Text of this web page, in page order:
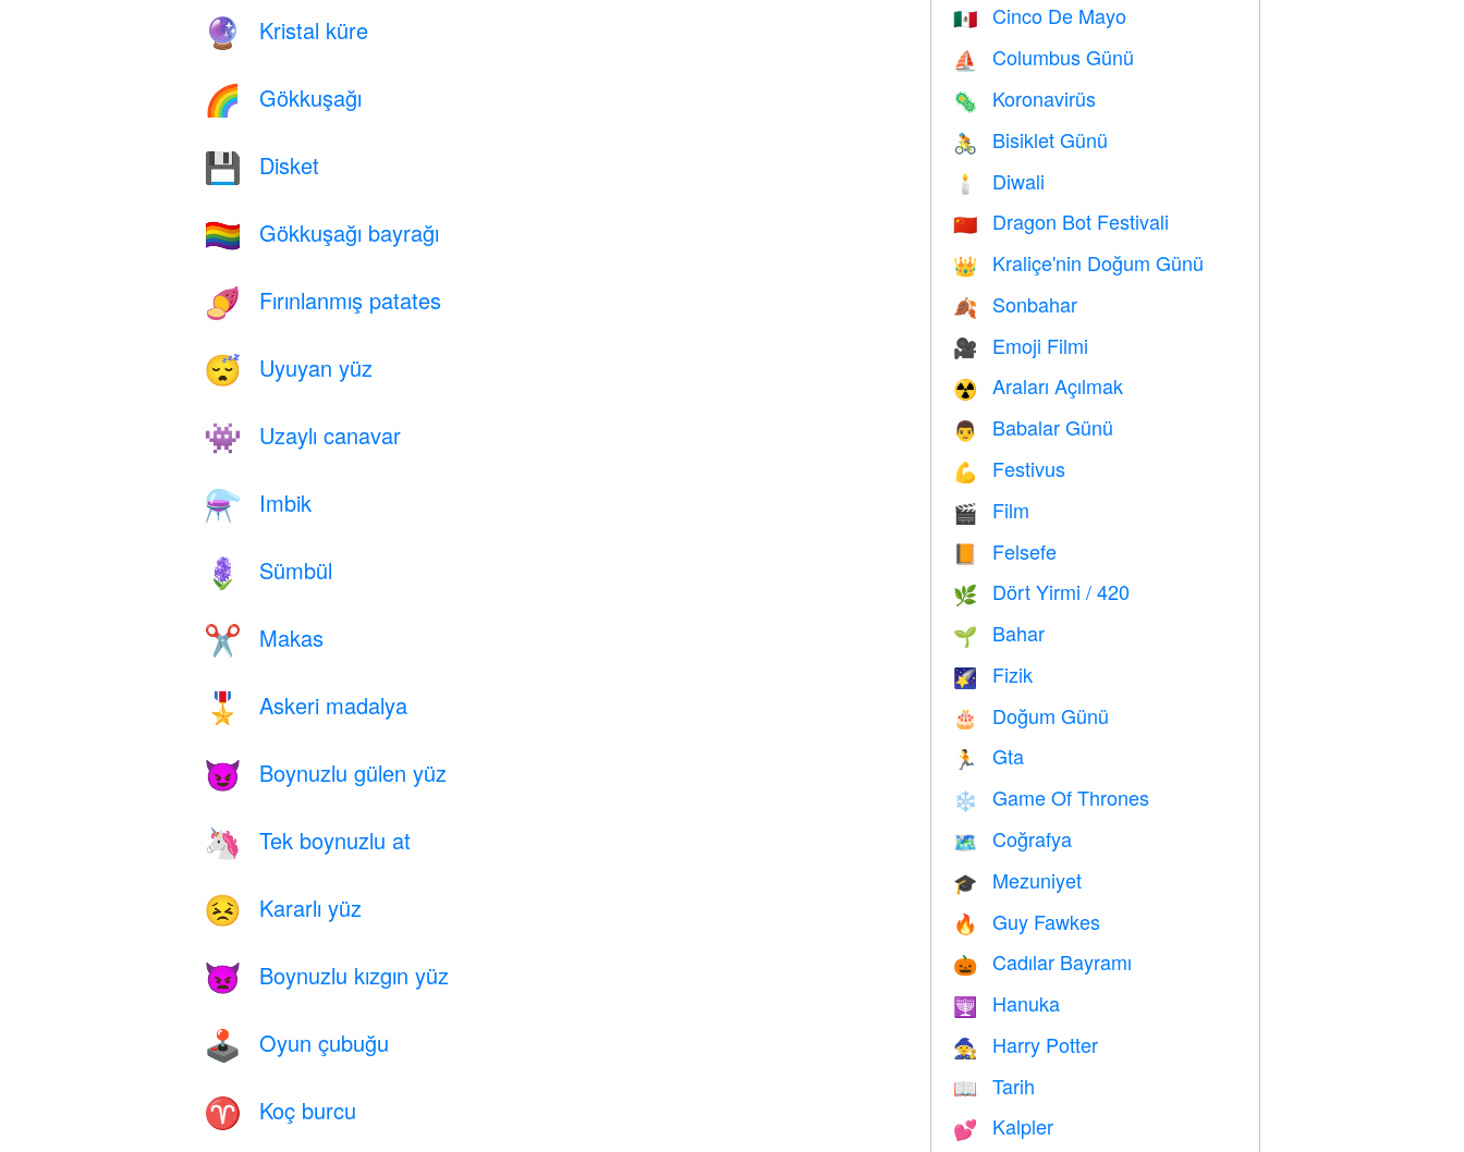
🔮 Kristal küre
🌈 Gökkuşağı
💾 Disket
🏳️‍🌈 Gökkuşağı bayrağı
🍠 Fırınlanmış patates
😴 Uyuyan yüz
👾 Uzaylı canavar
⚗️ Imbik
🪻 Sümbül
✂️ Makas
🎖️ Askeri madalya
😈 Boynuzlu gülen yüz
🦄 Tek boynuzlu at
😣 Kararlı yüz
👿 Boynuzlu kızgın yüz
🕹️ Oyun çubuğu
♈ Koç burcu
🇲🇽 Cinco De Mayo
⛵️ Columbus Günü
🦠 Koronavirüs
🚴 Bisiklet Günü
🕯 Diwali
🇨🇳 Dragon Bot Festivali
👑 Kraliçe'nin Doğum Günü
🍂 Sonbahar
🎥 Emoji Filmi
☢️ Araları Açılmak
👨 Babalar Günü
💪 Festivus
🎬 Film
Felsefe
🌿 Dört Yirmi / 420
🌱 Bahar
🌠 Fizik
🎂 Doğum Günü
🏃 Gta
❄️ Game Of Thrones
🗺 Coğrafya
🎓 Mezuniyet
🔥 Guy Fawkes
🎃 Cadılar Bayramı
🕎 Hanuka
🧙 Harry Potter
📖 Tarih
💕 Kalpler